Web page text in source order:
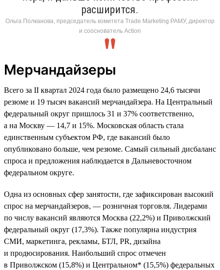
расширится.
Ольга Полканова, председатель комитета Trade Marketing РАМУ, директор
и сооснователь Action
Мерчандайзеры
Всего за II квартал 2024 года было размещено 24,6 тысячи
резюме и 19 тысяч вакансий мерчандайзера. На Центральный
федеральный округ пришлось 31 и 37% соответственно,
а на Москву — 14,7 и 15%. Московская область стала
единственным субъектом РФ, где вакансий было
опубликовано больше, чем резюме. Самый сильный дисбаланс
спроса и предложения наблюдается в Дальневосточном
федеральном округе.
Одна из основных сфер занятости, где зафиксирован высокий
спрос на мерчандайзеров, — розничная торговля. Лидерами
по числу вакансий являются Москва (22,2%) и Приволжский
федеральный округ (17,3%). Также популярна индустрия
СМИ, маркетинга, рекламы, БТЛ, PR, дизайна
и продюсирования. Наибольший спрос отмечен
в Приволжском (15,8%) и Центральном* (15,5%) федеральных